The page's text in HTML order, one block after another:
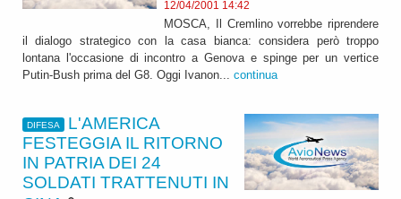
12/04/2001 14:42
MOSCA, Il Cremlino vorrebbe riprendere
il dialogo strategico con la casa bianca: considera però troppo
lontana l'occasione di incontro a Genova e spinge per un vertice
Putin-Bush prima del G8. Oggi Ivanon... continua
DIFESA
L'AMERICA
FESTEGGIA IL RITORNO
IN PATRIA DEI 24
SOLDATI TRATTENUTI IN